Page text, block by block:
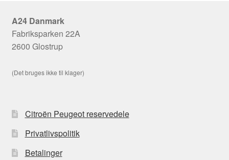
A24 Danmark
Fabriksparken 22A
2600 Glostrup
(Det bruges ikke til klager)
Citroën Peugeot reservedele
Privatlivspolitik
Betalinger